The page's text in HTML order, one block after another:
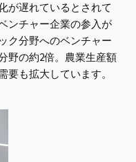
が遅れているとされて
ンチャー企業の参入が
ク分野へのベンチャー
野の約2倍。農業生産額
要も拡大しています。